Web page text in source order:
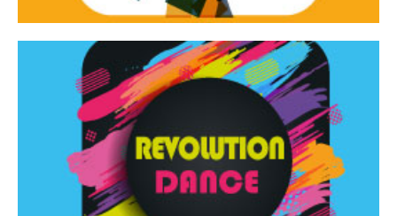
Revolution Dance
Rassegna di danza contemporanea – I Edizione